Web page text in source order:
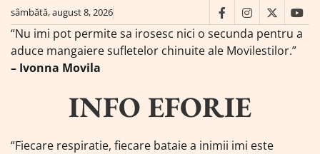
Skip
content
sâmbătă, august 8, 2026 facebookinstagram
twitter
“Nu imi pot permite sa irosesc nici o secunda pentru a
aduce mangaiere sufletelor chinuite ale Movilestilor.”
– Ivonna Movila
INFO EFORIE
“Fiecare respiratie, fiecare bataie a inimii imi este